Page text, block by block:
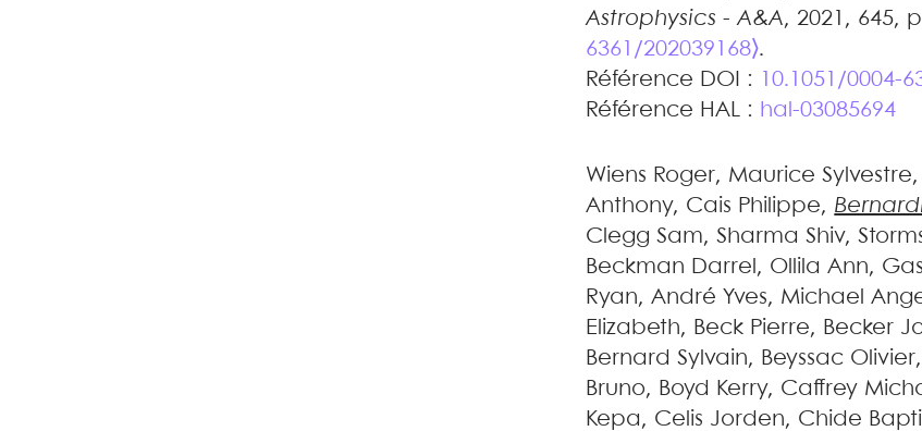
Astrophysics - A&A, 2021, 645,
6361/202039168⟩.
Référence DOI :
10.1051/0004-
Référence HAL : hal-03085694
Wiens Roger, Maurice Sylvestre,
Anthony, Cais Philippe,
Clegg Sam,Sharma Shiv,
Beckman Darrel , Ollila Ann,
Ryan,André Yves, Michael
Elizabeth, Beck Pierre, Becker
Bernard Sylvain, Beyssac Olivier,
Bruno, Boyd Kerry, Caffrey
Kepa, Celis Jorden, Chide